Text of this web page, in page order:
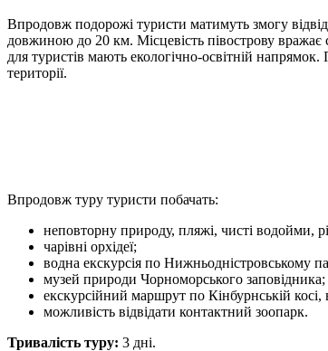
Впродовж подорожі туристи матимуть змогу
довжиною до 20 км. Місцевість півострову вражає
для туристів мають екологічно-освітній
території.
Впродовж туру туристи побачать:
неповторну природу, пляжі, чисті водойми,
чарівні орхідеї;
водна екскурсія по Нижньодністровському
музей природи Чорноморського заповідника;
екскурсійний маршрут по Кінбурнській
можливість відвідати контактний зоопарк.
Тривалість туру: 3 дні.